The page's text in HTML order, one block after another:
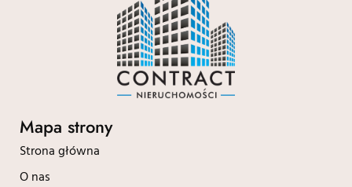
Mapa strony
Strona główna
O nas